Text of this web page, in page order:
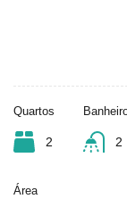
Quartos
2 2
Área